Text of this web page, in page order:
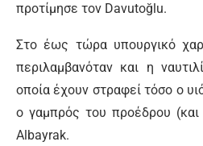
προτίμησε τον Davutoğlu.
Στο έως τώρα υπουργικό
περιλαμβανόταν και η
οποία έχουν στραφεί τόσο ο
ο γαμπρός του προέδρου
Albayrak.